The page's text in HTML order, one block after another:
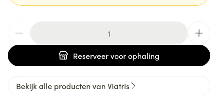
Reserveervoor ophaling
Bekijk alle producten van Viatris